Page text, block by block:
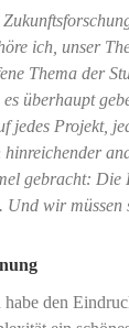
ich, unser
Thema der
überhaupt
jedes Projekt,
gebracht: Die
Und wir müssen
habe den